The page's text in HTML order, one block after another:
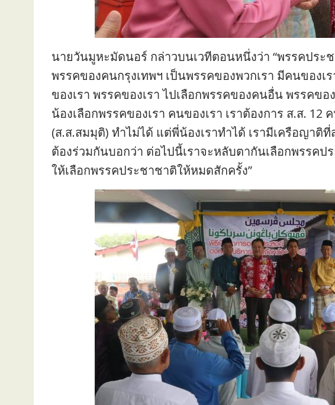
นายวันมูหะมัดนอร์ กล่าวบนเวทีตอนหนึ่งว่า “พรรคประ
พรรคของคนกรุงเทพฯ เป็นพรรคของพวกเรา มีคนของเ
ของเรา พรรคของเรา ไปเลือกพรรคของคนอื่น พรรคข
น้องเลือกพรรคของเรา คนของเรา เราต้องการ ส.ส. 12
(ส.ส.สมมุติ) ทำไม่ได้ แต่พี่น้องเราทำได้ เรามีเครือญาติ
ต้องร่วมกันบอกว่า ต่อไปนี้เราจะหลับตากันเลือกพรรคป
ให้เลือกพรรคประชาชาติให้หมดสักครั้ง”